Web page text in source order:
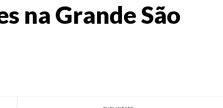
na Grande São